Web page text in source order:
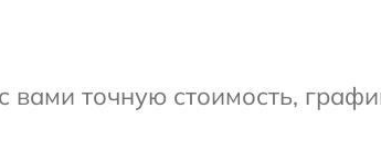
точную стоимость,